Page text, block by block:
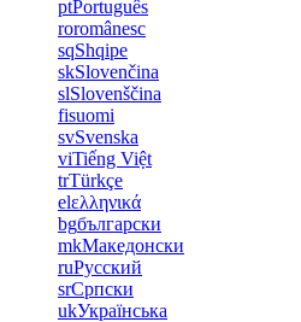
ptPortuguês
roromânesc
sqShqipe
skSlovenčina
slSlovenščina
fisuomi
svSvenska
viTiếng Việt
trTürkçe
elελληνικά
bgбългарски
mkМакедонски
ruРусский
srСрпски
ukУкраїнська